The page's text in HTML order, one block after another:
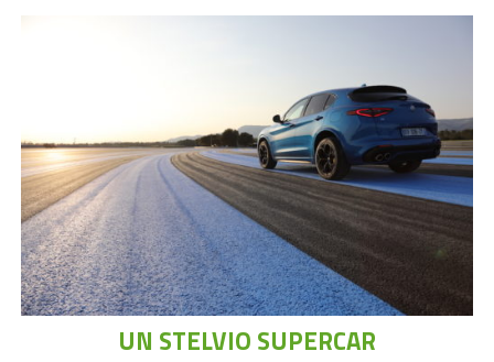
UN STELVIO SUPERCAR